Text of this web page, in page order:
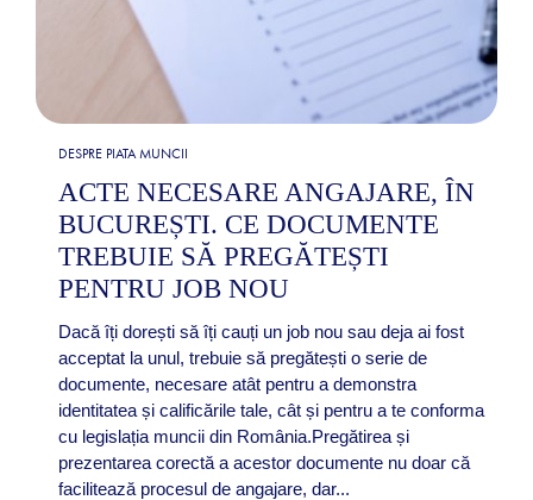
DESPRE PIATA MUNCII
ACTE NECESARE ANGAJARE, ÎN
BUCUREȘTI. CE DOCUMENTE
TREBUIE SĂ PREGĂTEȘTI
PENTRU JOB NOU
Dacă îți dorești să îți cauți un job nou sau deja ai fost
acceptat la unul, trebuie să pregătești o serie de
documente, necesare atât pentru a demonstra
identitatea și calificările tale, cât și pentru a te conforma
cu legislația muncii din România.Pregătirea și
prezentarea corectă a acestor documente nu doar că
facilitează procesul de angajare, dar...